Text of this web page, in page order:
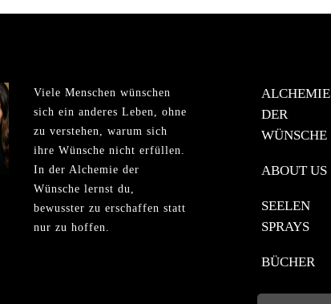
Viele Menschen wünschen
sich ein anderes Leben, ohne
zu verstehen, warum sich
ihre Wünsche nicht erfüllen.
In der Alchemie der
Wünsche lernst du,
bewusster zu erschaffen statt
nur zu hoffen.
ALCHEMIE
DER
WÜNSCHE
ABOUT US
SEELEN
SPRAYS
BÜCHER